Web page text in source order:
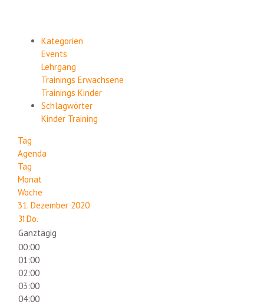
Kategorien
Events
Lehrgang
Trainings Erwachsene
Trainings Kinder
Schlagwörter
Kinder Training
Tag
Agenda
Tag
Monat
Woche
31. Dezember 2020
31 Do.
Ganztägig
00:00
01:00
02:00
03:00
04:00